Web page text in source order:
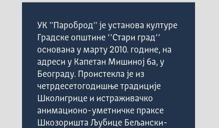
УК ''Пароброд'' је установа културе
Градске општине ’’Стари град’’
основана у марту 2010. године, на
адреси у Капетан Мишиној 6а, у
Београду. Проистекла је из
четрдесетогодишње традиције
Школигрице и истраживачко
анимационо-уметничке праксе
Шкозоришта Љубице Бељански-